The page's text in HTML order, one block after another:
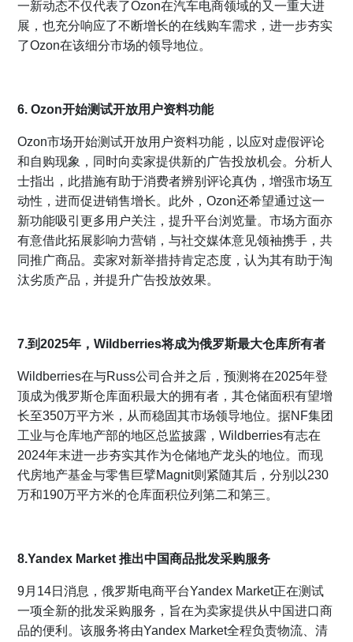
一新动态不仅代表了Ozon在汽车电商领域的又一重大进
展，也充分响应了不断增长的在线购车需求，进一步夯实
了Ozon在该细分市场的领导地位。
6. Ozon开始测试开放用户资料功能
Ozon市场开始测试开放用户资料功能，以应对虚假评论
和自购现象，同时向卖家提供新的广告投放机会。分析人
士指出，此措施有助于消费者辨别评论真伪，增强市场互
动性，进而促进销售增长。此外，Ozon还希望通过这一
新功能吸引更多用户关注，提升平台浏览量。市场方面亦
有意借此拓展影响力营销，与社交媒体意见领袖携手，共
同推广商品。卖家对新举措持肯定态度，认为其有助于淘
汰劣质产品，并提升广告投放效果。
7.到2025年，Wildberries将成为俄罗斯最大仓库所有者
Wildberries在与Russ公司合并之后，预测将在2025年登
顶成为俄罗斯仓库面积最大的拥有者，其仓储面积有望增
长至350万平方米，从而稳固其市场领导地位。据NF集团
工业与仓库地产部的地区总监披露，Wildberries有志在
2024年末进一步夯实其作为仓储地产龙头的地位。而现
代房地产基金与零售巨擘Magnit则紧随其后，分别以230
万和190万平方米的仓库面积位列第二和第三。
8.Yandex Market 推出中国商品批发采购服务
9月14日消息，俄罗斯电商平台Yandex Market正在测试
一项全新的批发采购服务，旨在为卖家提供从中国进口商
品的便利。该服务将由Yandex Market全程负责物流、清